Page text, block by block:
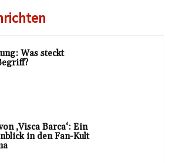
Was steckt
‚Visca Barca‘: Ein
in den Fan-Kult